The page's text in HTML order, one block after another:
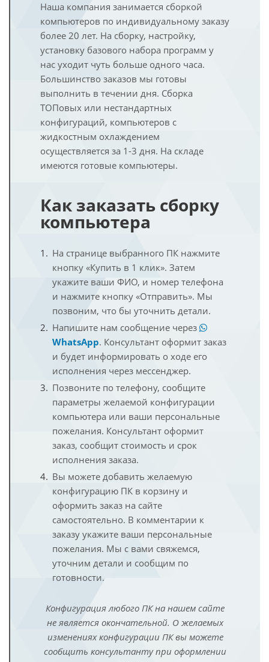
Наша компания занимается сборкой
компьютеров по индивидуальному заказу
более 20 лет. На сборку, настройку,
установку базового набора программ у
нас уходит чуть больше одного часа.
Большинство заказов мы готовы
выполнить в течении дня. Сборка
ТОПовых или нестандартных
конфигураций, компьютеров с
жидкостным охлаждением
осуществляется за 1-3 дня. На складе
имеются готовые компьютеры.
Как заказать сборку
компьютера
На странице выбранного ПК нажмите
кнопку «Купить в 1 клик». Затем
укажите ваши ФИО, и номер телефона
и нажмите кнопку «Отправить». Мы
позвоним, что бы уточнить детали.
Напишите нам сообщение через
WhatsApp. Консультант оформит заказ
и будет информировать о ходе его
исполнения через мессенджер.
Позвоните по телефону, сообщите
параметры желаемой конфигурации
компьютера или ваши персональные
пожелания. Консультант оформит
заказ, сообщит стоимость и срок
исполнения заказа.
Вы можете добавить желаемую
конфигурацию ПК в корзину и
оформить заказ на сайте
самостоятельно. В комментарии к
заказу укажите ваши персональные
пожелания. Мы с вами свяжемся,
уточним детали и сообщим по
готовности.
Конфигурация любого ПК на нашем сайте
не является окончательной. О желаемых
изменениях конфигурации ПК вы можете
сообщить консультанту при оформлении